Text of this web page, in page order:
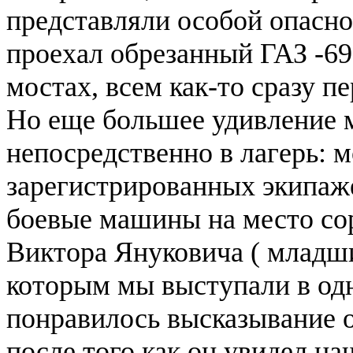
представляли особой
проехал обрезанный ГАЗ -
мостах, всем как-то сразу
Но еще большее удивление
непосредственно в лагерь:
зарегистрированных
боевые машины на место
Виктора Януковича (
которым мы выступали в
понравилось